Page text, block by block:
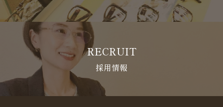
RECRUIT
採用情報